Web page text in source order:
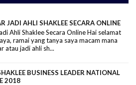
JADI AHLI SHAKLEE SECARA ONLINE
Ahli Shaklee Secara Online Hai selamat
ramai yang tanya saya macam mana
atau jadi ahli sh...
BUSINESS LEADER NATIONAL
2018